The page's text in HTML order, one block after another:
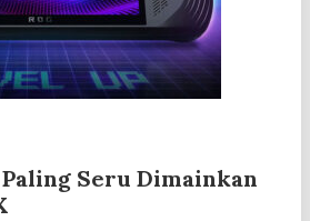
Seru Dimainkan